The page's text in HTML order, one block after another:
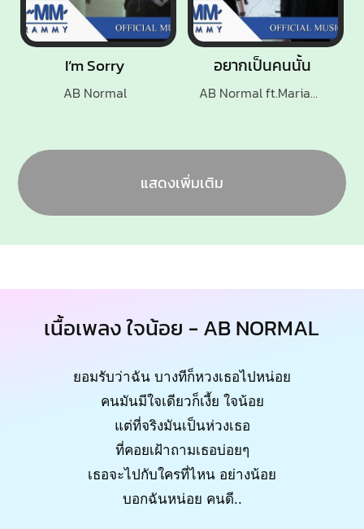
I’m Sorry
AB Normal
อยากเป็นคนนั้น
AB Normal ft.Mariam B5
แสดงเพิ่มเติม
เนื้อเพลง ใจน้อย - AB NORMAL
ยอมรับว่าฉัน บางทีก็หวงเธอไปหน่อย
คนมันมีใจเดียวก็เงี้ย ใจน้อย
แต่ที่จริงมันเป็นห่วงเธอ
ที่คอยเฝ้าถามเธอบ่อยๆ
เธอจะไปกับใครที่ไหน อย่างน้อย
บอกฉันหน่อย คนดี..